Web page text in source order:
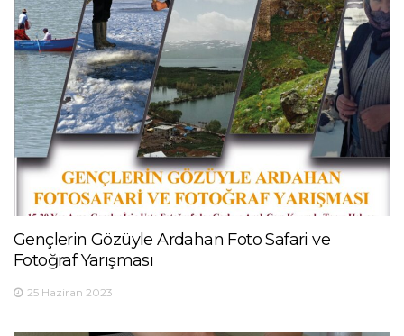
Gençlerin Gözüyle Ardahan Foto Safari ve
Fotoğraf Yarışması
25 Haziran 2023